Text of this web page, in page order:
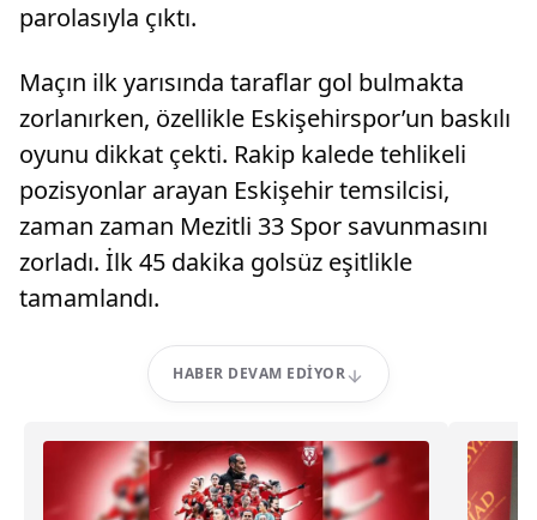
parolasıyla çıktı.
Maçın ilk yarısında taraflar gol bulmakta
zorlanırken, özellikle Eskişehirspor’un baskılı
oyunu dikkat çekti. Rakip kalede tehlikeli
pozisyonlar arayan Eskişehir temsilcisi,
zaman zaman Mezitli 33 Spor savunmasını
zorladı. İlk 45 dakika golsüz eşitlikle
tamamlandı.
HABER DEVAM EDIYOR